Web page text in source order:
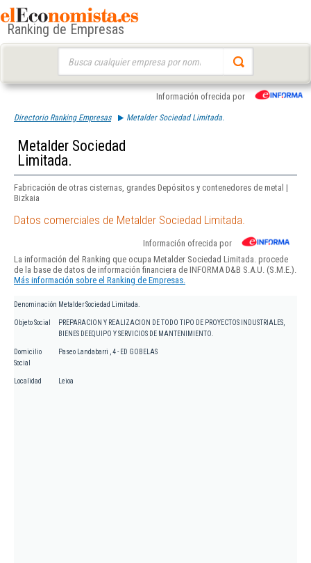
Ranking de Empresas
Información ofrecida por
Directorio Ranking Empresas Metalder Sociedad Limitada.
Metalder Sociedad
Limitada.
Fabricación de otras cisternas, grandes Depósitos y contenedores de metal |
Bizkaia
Datos comerciales de Metalder Sociedad Limitada.
Información ofrecida por
La información del Ranking que ocupa Metalder Sociedad Limitada. procede
de la base de datos de información financiera de INFORMA D&B S.A.U. (S.M.E.).
Más información sobre el Ranking de Empresas.
Denominación Metalder Sociedad Limitada.
Objeto Social
PREPARACION Y REALIZACION DE TODO TIPO DE PROYECTOS INDUSTRIALES,
BIENES DEEQUIPO Y SERVICIOS DE MANTENIMIENTO.
Domicilio
Social
Paseo Landabarri , 4 - ED GOBELAS
Localidad Leioa